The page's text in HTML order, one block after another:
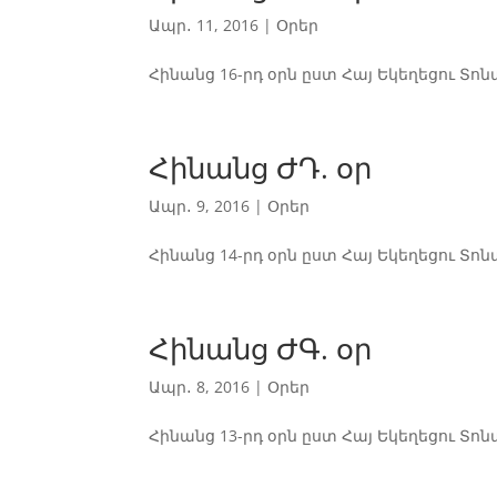
Ապր․ 11, 2016 |Օրեր
Հինանց 16-րդ օրն ըստ Հայ Եկեղեցու
Հինանց ԺԴ. օր
Ապր․ 9, 2016 |Օրեր
Հինանց 14-րդ օրն ըստ Հայ Եկեղեցու
Հինանց ԺԳ. օր
Ապր․ 8, 2016 |Օրեր
Հինանց 13-րդ օրն ըստ Հայ Եկեղեցու